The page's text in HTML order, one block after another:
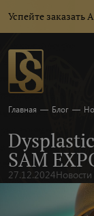
Успейте заказать
Главная — Блог —
SAM
27.12.2024Новости